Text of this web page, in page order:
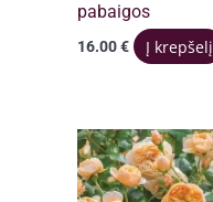
pabaigos
16.00€ Į krepšelį